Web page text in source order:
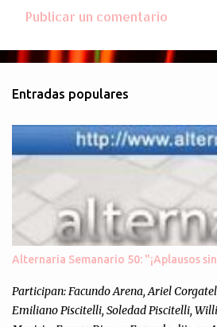
o
e
n
t
o
s
Publicar un comentario
Entradas populares
Alternaria Semanario 50: "¡Aplausos
Participan: Facundo Arena, Ariel
Emiliano Piscitelli, Soledad Piscitelli,